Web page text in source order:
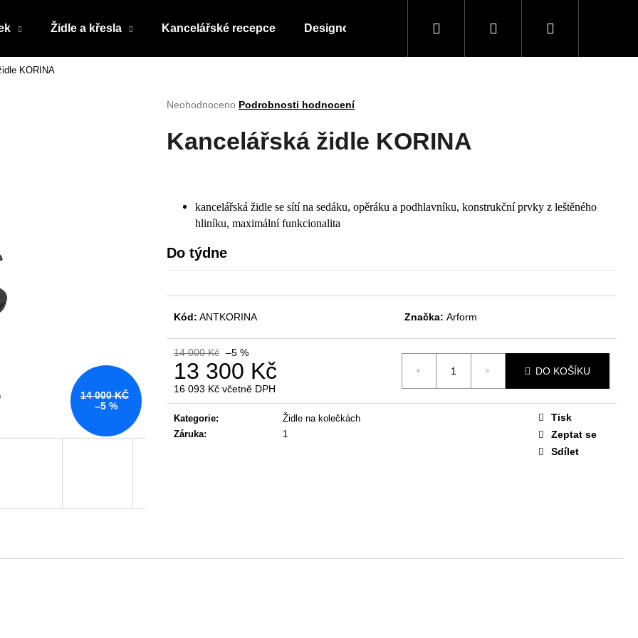
Židle a křesla Kancelářské recepce Designové kousky Doplňky a vybavení
Hledat PřihlášeníNákupní
KORINA
Průměrné
produktu
je
Neohodnoceno Podrobnosti hodnocení
Kancelářská židle KORINA
kancelářská židle se sítí na sedáku, opěráku a podhlavníku, konstrukční prvky z leštěného
hliníku, maximální funkcionalita
Do týdne
Kód: ANTKORINA Značka: Arform
14 000 Kč –5 %
13 300 Kč
16 093 Kč včetně DPH
Měrná
cena:
DO KOŠÍKU
Kategorie:
Židle na kolečkách
Záruka: 1
Tisk
Zeptat se
Sdílet
14 000 KČ
–5 %
Co potřebujete najít?
HLEDAT
KANCELÁŘSKÁ ŽIDLE GAME ŠÉF
NÁBYTKOVÁ SESTAVA EASY 1
22 967 Kč
Původně: